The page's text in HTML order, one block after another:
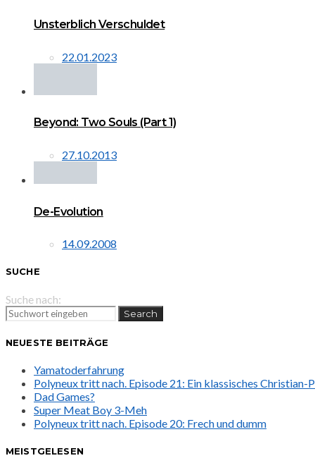
Unsterblich Verschuldet
22.01.2023
Beyond: Two Souls (Part 1)
27.10.2013
De-Evolution
14.09.2008
SUCHE
Suche nach:
Search
NEUESTE BEITRÄGE
Yamatoderfahrung
Polyneux tritt nach. Episode 21: Ein klassisches Christian-
Dad Games?
Super Meat Boy 3-Meh
Polyneux tritt nach. Episode 20: Frech und dumm
MEISTGELESEN